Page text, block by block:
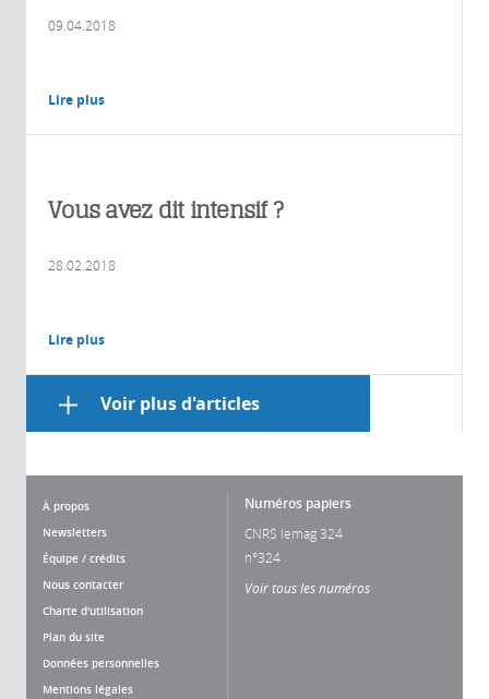
09.04.2018
Lire plus
Vous avez dit intensif ?
28.02.2018
Lire plus
Voir plus d'articles
À propos
Newsletters
Équipe / crédits
Nous contacter
Charte d'utilisation
Plan du site
Données personnelles
Mentions légales
Numéros papiers
CNRS lemag 324
n°324
Voir tous les numéros